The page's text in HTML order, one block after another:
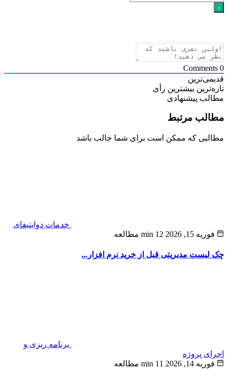
بیشترین رأی
پیشنهادی
مرتبط
که ممکن است برای شما جالب باشد
خدمات دوایتیفای
15, 2026
12 min مطالعه
مدیریتی قبل از خرید نرم‌ افزار...
برنامه ریزی و
پروژه
14, 2026
11 min مطالعه